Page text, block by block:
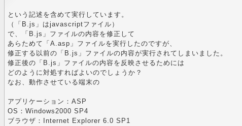
という記述を含めて実行しています。
（「B.js」はjavascriptファイル）
で、「B.js」ファイルの内容を修正して
あらためて「A.asp」ファイルを実行したのですが、
修正する以前の「B.js」ファイルの内容が実行されてしまいました。
修正後の「B.js」ファイルの内容を反映させるためには
どのように対処すればよいのでしょうか？
なお、動作させている端末の
アプリケーション：ASP
OS：Windows2000 SP4
ブラウザ：Internet Explorer 6.0 SP1